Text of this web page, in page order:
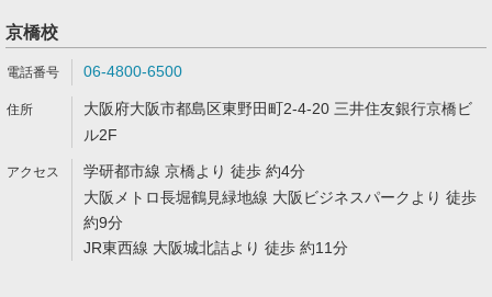
京橋校
06-4800-6500
大阪府大阪市都島区東野田町2-4-20 三井住友銀行京橋ビ
ル2F
学研都市線 京橋より 徒歩 約4分
大阪メトロ長堀鶴見緑地線 大阪ビジネスパークより 徒歩
約9分
JR東西線 大阪城北詰より 徒歩 約11分